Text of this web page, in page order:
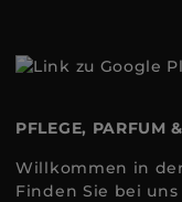
PFLEGE, PARFUM
Willkommen in
Finden Sie bei